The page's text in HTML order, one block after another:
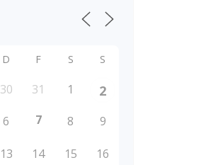
D F S S
30 31 1 2
6 7 8 9
13 14 15 16